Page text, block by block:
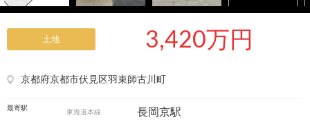
土地 3,420万円
京都府京都市伏見区羽束師古川町
最寄駅
東海道本線 長岡京駅